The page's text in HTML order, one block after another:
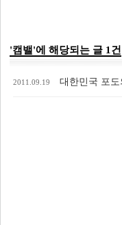
'캠밸'에 해당되는 글 1건
2011.09.19 대한민국 포